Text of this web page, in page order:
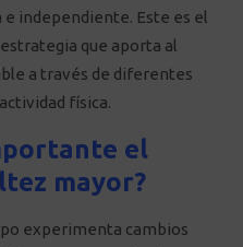
independiente. Este es el
que aporta al
a través de diferentes
física.
el
mayor?
experimenta cambios